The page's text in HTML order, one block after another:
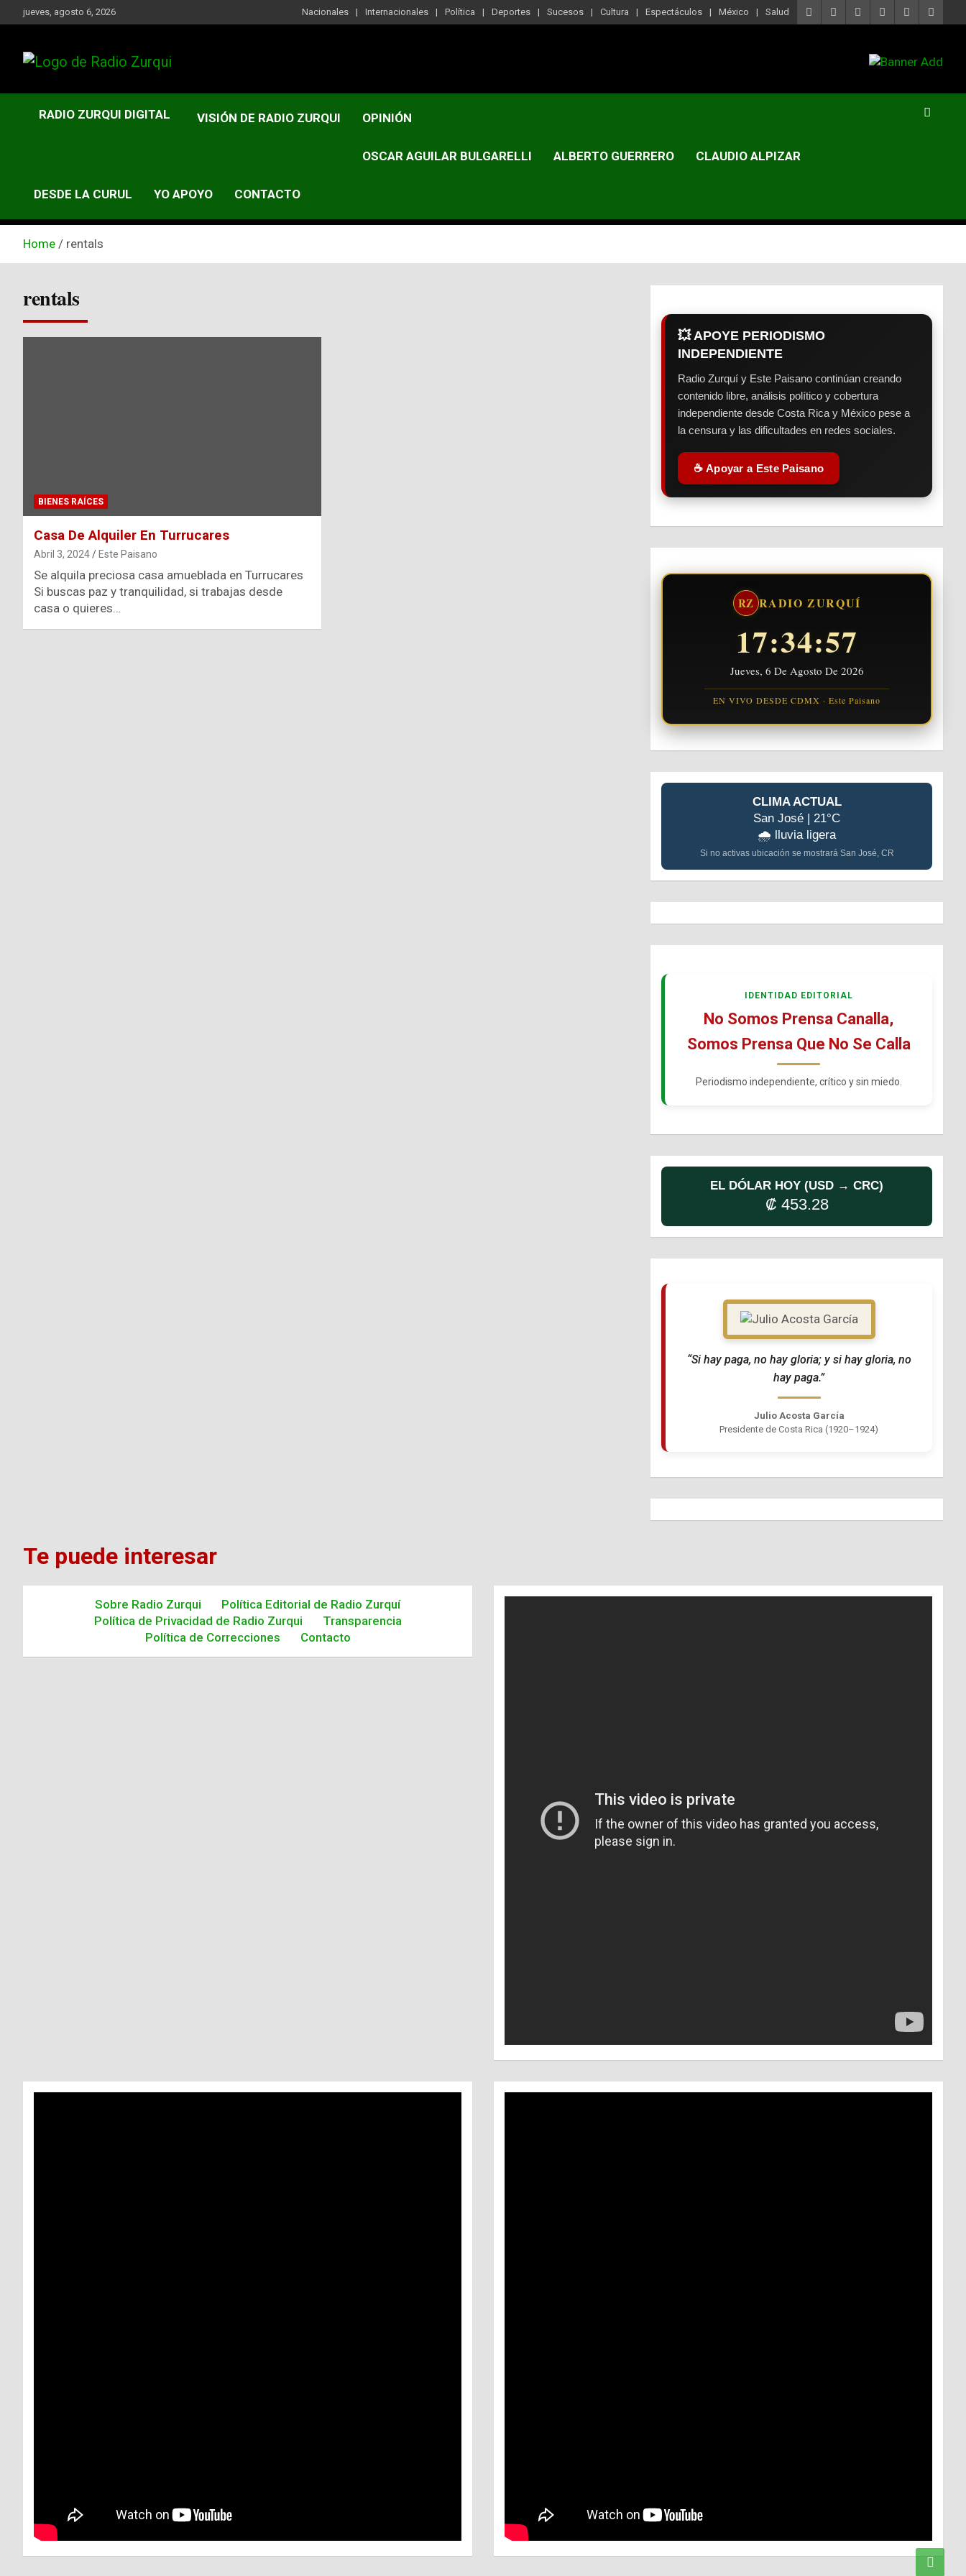
to
jueves, agosto 6, 2026 Nacionales Internacionales Política Deportes Sucesos Cultura Espectáculos México Salud
Radio Zurqui
RADIO ZURQUI DIGITAL VISIÓN DE RADIO ZURQUI OPINIÓN
OSCAR AGUILAR BULGARELLI ALBERTO GUERRERO CLAUDIO ALPIZAR
DESDE LA CURUL YO APOYO CONTACTO
Home rentals
rentals
BIENES RAÍCES
Casa De Alquiler En Turrucares
Abril 3, 2024 Este Paisano
Se alquila preciosa casa amueblada en Turrucares
Si buscas paz y tranquilidad, si trabajas desde
casa o quieres…
💥 APOYE PERIODISMO
INDEPENDIENTE
Radio Zurquí y Este Paisano continúan creando
contenido libre, análisis político y cobertura
independiente desde Costa Rica y México pese a
la censura y las dificultades en redes sociales.
☕ Apoyar a Este Paisano
RZ RADIO ZURQUÍ
17:34:58
Jueves, 6 De Agosto De 2026
EN VIVO DESDE CDMX · Este Paisano
CLIMA ACTUAL
San José | 21°C
🌧️ lluvia ligera
Si no activas ubicación se mostrará San José, CR
IDENTIDAD EDITORIAL
No Somos Prensa Canalla,
Somos Prensa Que No Se Calla
Periodismo independiente, crítico y sin miedo.
EL DÓLAR HOY (USD → CRC)
₡ 453.28
“Si hay paga, no hay gloria; y si hay gloria, no
hay paga.”
Julio Acosta García
Presidente de Costa Rica (1920–1924)
Te puede interesar
Sobre Radio Zurqui
Política Editorial de Radio Zurquí
Política de Privacidad de Radio Zurqui
Transparencia
Política de Correcciones
Contacto